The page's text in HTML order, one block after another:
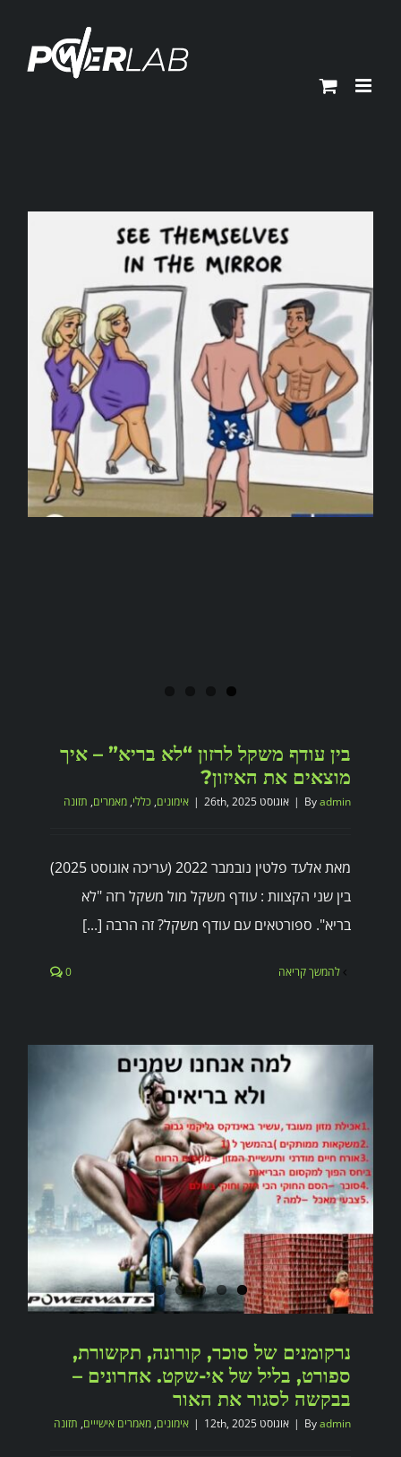
בין עודף משקל לרזון “לא בריא” – איך
מוצאים את האיזון?
Byadmin
| אוגוסט 26th, 2025 | אימונים, כללי, מאמרים, תזונה
מאת אלעד פלטין נובמבר 2022 (עריכה אוגוסט 2025)
בין שני הקצוות : עודף משקל מול משקל רזה "לא
בריא". ספורטאים עם עודף משקל? זה הרבה [...]
להמשך קריאה 0
נרקומנים של סוכר, קורונה, תקשורת,
ספורט, בליל של אי-שקט. אחרונים –
בבקשה לסגור את האור
Byadmin
| אוגוסט 12th, 2025 | אימונים,מאמרים אישייים, תזונה